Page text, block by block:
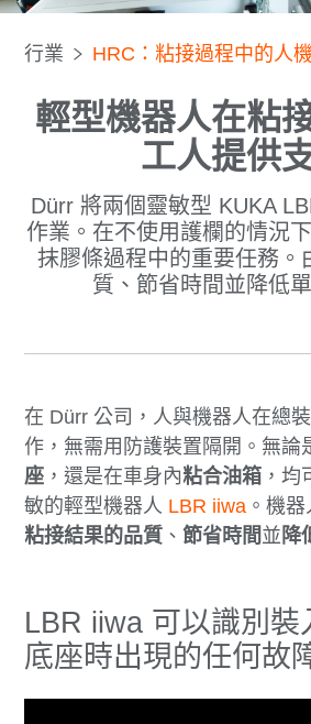
行業 HRC：粘接過程中的人
輕型機器人在粘
工人提供
Dürr 將兩個靈敏型 KUKA
作業。在不使用護欄的情況
抹膠條過程中的重要任務。
質、節省時間並降低
在 Dürr 公司，人與機器人在總
作，無需用防護裝置隔開。無論
座 ，還是在車身內粘合油箱 ，
敏的輕型機器人 LBR iiwa 。機
粘接結果的品質 、節省時間 並 降
LBR iiwa 可以識別裝
底座時出現的任何故